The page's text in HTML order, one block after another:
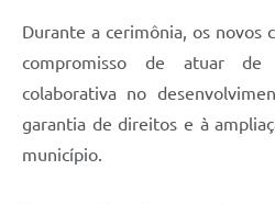
Durante a cerimônia, os novos
compromisso de atuar
colaborativa no
garantia de direitos e à
município.